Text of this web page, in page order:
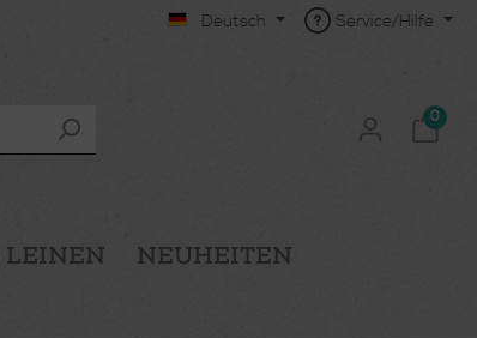
Deutsch Service/Hilfe
0
LEINEN
NEUHEITEN